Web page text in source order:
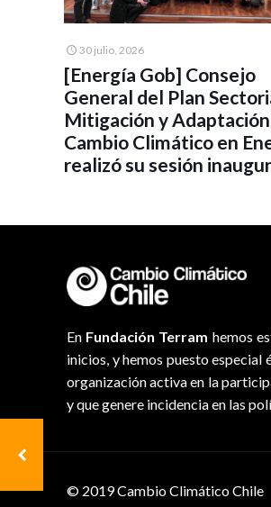
30 julio, 2026
[Energía Gob] Consejo
General del Plan
Mitigación y
Cambio Climático en
realizó su sesión
En Fundación Terram hemos
inicios, y hemos puesto especial
organización activa en la
y que genere incidencia en las
© 2019 Cambio Climático Chile